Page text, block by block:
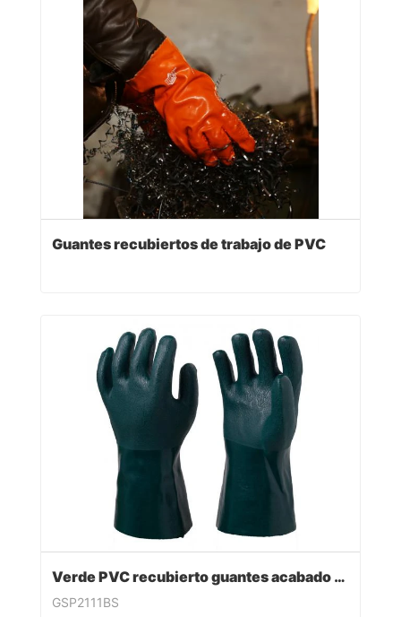
Guantes recubiertos de trabajo de PVC
Verde PVC recubierto guantes acabado sandy
GSP2111BS